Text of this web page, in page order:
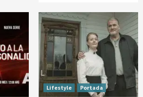
Lifestyle Portada